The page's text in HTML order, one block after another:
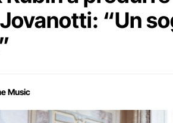
“Un
Music